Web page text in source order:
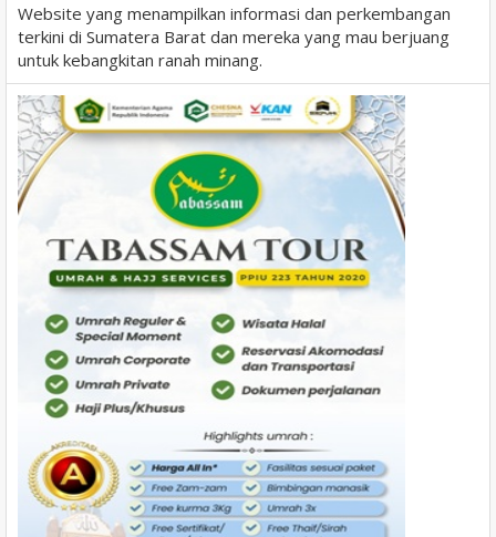
Website yang menampilkan informasi dan perkembangan
terkini di Sumatera Barat dan mereka yang mau berjuang
untuk kebangkitan ranah minang.